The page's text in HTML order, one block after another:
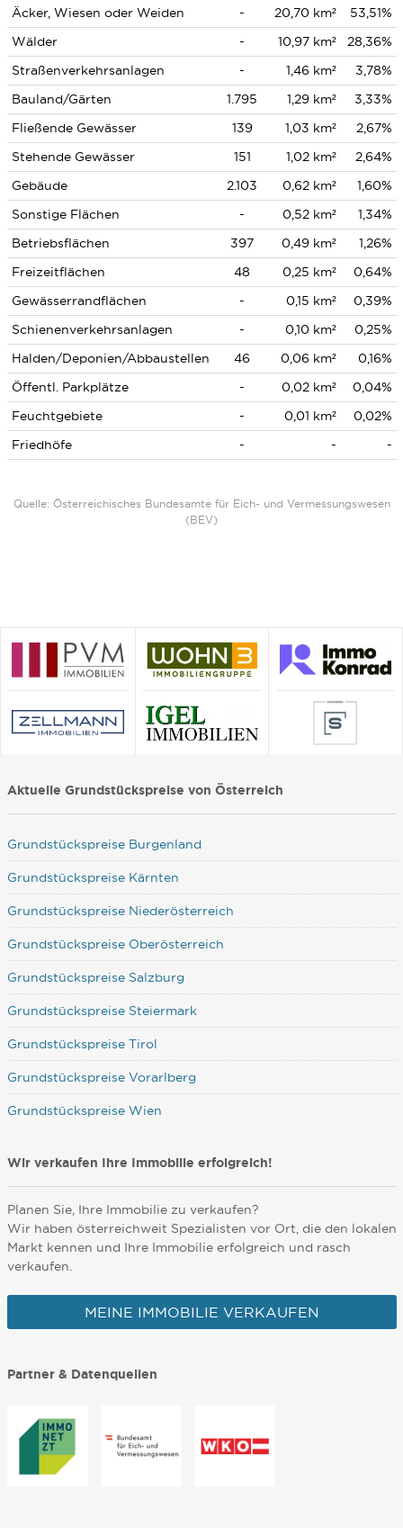
Äcker, Wiesen oder Weiden - 20,70 km²
53,51%
Wälder
- 10,97 km²
28,36%
Straßenverkehrsanlagen
- 1,46 km²
3,78%
Bauland/Gärten
1.795 1,29 km²
3,33%
Fließende Gewässer
139 1,03 km²
2,67%
Stehende Gewässer
151 1,02 km²
2,64%
Gebäude
2.103 0,62 km²
1,60%
Sonstige Flächen
- 0,52 km²
1,34%
Betriebsflächen
397 0,49 km²
1,26%
Freizeitflächen
48 0,25 km²
0,64%
Gewässerrandflächen
- 0,15 km²
0,39%
Schienenverkehrsanlagen
- 0,10 km²
0,25%
Halden/Deponien/Abbaustellen
46 0,06 km²
0,16%
Öffentl. Parkplätze
- 0,02 km²
0,04%
Feuchtgebiete
- 0,01 km²
0,02%
Friedhöfe
- - -
Quelle: Österreichisches Bundesamte für Eich- und Vermessungswesen
(BEV)
Aktuelle Grundstückspreise von Österreich
Grundstückspreise Burgenland
Grundstückspreise Kärnten
Grundstückspreise Niederösterreich
Grundstückspreise Oberösterreich
Grundstückspreise Salzburg
Grundstückspreise Steiermark
Grundstückspreise Tirol
Grundstückspreise Vorarlberg
Grundstückspreise Wien
Wir verkaufen Ihre Immobilie erfolgreich!
Planen Sie, Ihre Immobilie zu verkaufen?
Wir haben österreichweit Spezialisten vor Ort, die den lokalen
Markt kennen und Ihre Immobilie erfolgreich und rasch
verkaufen.
MEINE IMMOBILIE VERKAUFEN
Partner & Datenquellen